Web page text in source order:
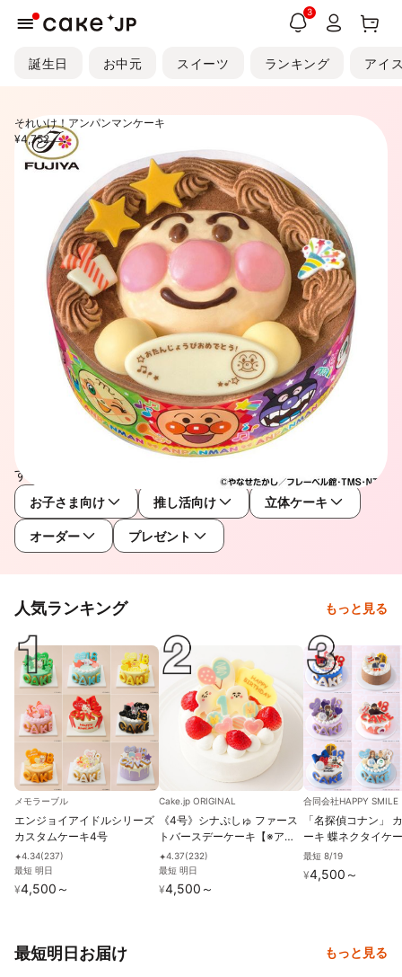
3
誕生日 お中元 スイーツ ランキング アイ
それいけ！アンパンマンケーキ
¥4,752
人気キャラクターをモチーフにしたケーキを豊富にライン
ナップ。 誕生日や記念日などの特別な日を、見て楽し
い・食べて美味しいキャラクターケーキで華やかに彩りま
す。
お子さま向け 推し活向け 立体ケーキ
オーダー プレゼント
人気ランキング もっと見る
メモラーブル
エンジョイアイドルシリーズ
カスタムケーキ4号
✦4.34(237)
最短 明日
¥4,500 ～
Cake.jp ORIGINAL
《4号》シナぷしゅ ファース
トバースデーケーキ【※アレ
ルギー非対応：原材料の一部
に、小麦・卵・乳成分・大豆
を含む】
✦4.37(232)
最短 明日
¥4,500 ～
合同会社HAPPY SMILE
「名探偵コナン」
ーキ 蝶ネクタイケ
＞
最短 8/19
¥4,500 ～
最短明日お届け もっと見る